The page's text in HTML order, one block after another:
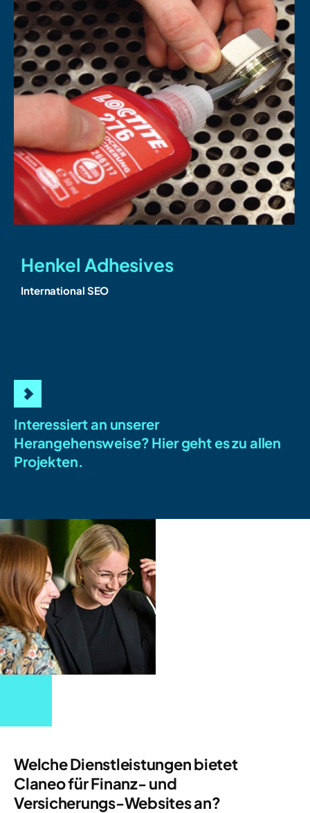
Henkel Adhesives
International SEO
Interessiert an unserer
Herangehensweise? Hier geht es zu allen
Projekten.
Welche Dienstleistungen bietet
Claneo für Finanz- und
Versicherungs-Websites an?